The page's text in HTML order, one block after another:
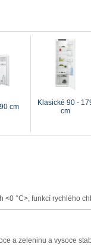
cm
Klasické 90 -
cm
°C>, funkcí rychlého
a zeleninu a vysoce